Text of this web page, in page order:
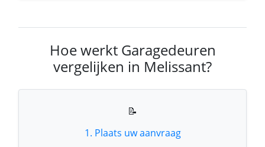
Hoe werkt Garagedeuren
vergelijken in Melissant?
📝
1. Plaats uw aanvraag